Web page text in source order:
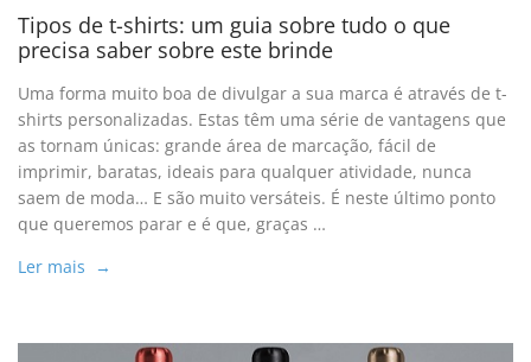
Tipos de t-shirts: um guia sobre tudo o que
precisa saber sobre este brinde
Uma forma muito boa de divulgar a sua marca é através de t-
shirts personalizadas. Estas têm uma série de vantagens que
as tornam únicas: grande área de marcação, fácil de
imprimir, baratas, ideais para qualquer atividade, nunca
saem de moda… E são muito versáteis. É neste último ponto
que queremos parar e é que, graças …
Ler mais →